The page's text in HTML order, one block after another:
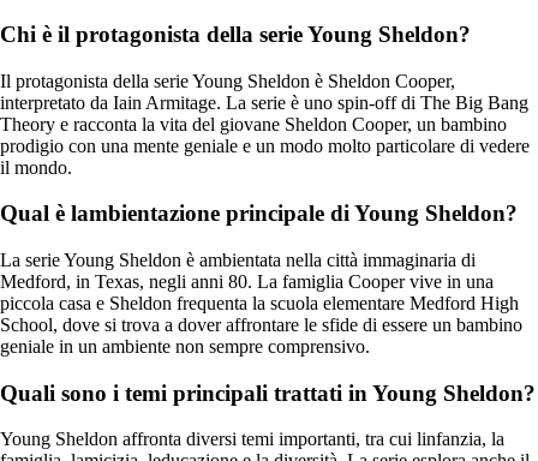
Chi è il protagonista della serie Young Sheldon?
Il protagonista della serie Young Sheldon è Sheldon Cooper,
interpretato da Iain Armitage. La serie è uno spin-off di The Big Bang
Theory e racconta la vita del giovane Sheldon Cooper, un bambino
prodigio con una mente geniale e un modo molto particolare di vedere
il mondo.
Qual è lambientazione principale di Young Sheldon?
La serie Young Sheldon è ambientata nella città immaginaria di
Medford, in Texas, negli anni 80. La famiglia Cooper vive in una
piccola casa e Sheldon frequenta la scuola elementare Medford High
School, dove si trova a dover affrontare le sfide di essere un bambino
geniale in un ambiente non sempre comprensivo.
Quali sono i temi principali trattati in Young Sheldon?
Young Sheldon affronta diversi temi importanti, tra cui linfanzia, la